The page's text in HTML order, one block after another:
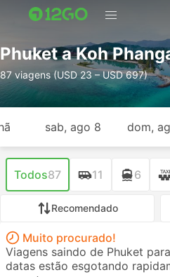
Phuket a Koh
87 viagens (USD 23 – USD 697)
sab, ago 8 dom,
Todos87 11 6
Recomendado
Muito procurado!
Viagens saindo de Phuket
datas estão esgotando